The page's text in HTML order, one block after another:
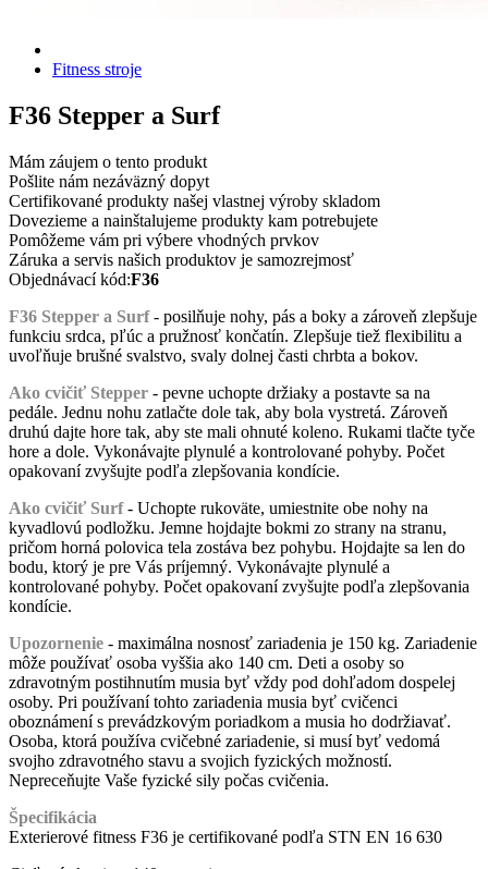
Fitness stroje
F36 Stepper a Surf
Mám záujem o tento produkt
Pošlite nám nezáväzný dopyt
Certifikované produkty našej vlastnej výroby skladom
Dovezieme a nainštalujeme produkty kam potrebujete
Pomôžeme vám pri výbere vhodných prvkov
Záruka a servis našich produktov je samozrejmosť
Objednávací kód:F36
F36 Stepper a Surf - posilňuje nohy, pás a boky a zároveň zlepšuje
funkciu srdca, pľúc a pružnosť končatín. Zlepšuje tiež flexibilitu a
uvoľňuje brušné svalstvo, svaly dolnej časti chrbta a bokov.
Ako cvičiť Stepper - pevne uchopte držiaky a postavte sa na
pedále. Jednu nohu zatlačte dole tak, aby bola vystretá. Zároveň
druhú dajte hore tak, aby ste mali ohnuté koleno. Rukami tlačte tyče
hore a dole. Vykonávajte plynulé a kontrolované pohyby. Počet
opakovaní zvyšujte podľa zlepšovania kondície.
Ako cvičiť Surf - Uchopte rukoväte, umiestnite obe nohy na
kyvadlovú podložku. Jemne hojdajte bokmi zo strany na stranu,
pričom horná polovica tela zostáva bez pohybu. Hojdajte sa len do
bodu, ktorý je pre Vás príjemný. Vykonávajte plynulé a
kontrolované pohyby. Počet opakovaní zvyšujte podľa zlepšovania
kondície.
Upozornenie - maximálna nosnosť zariadenia je 150 kg. Zariadenie
môže používať osoba vyššia ako 140 cm. Deti a osoby so
zdravotným postihnutím musia byť vždy pod dohľadom dospelej
osoby. Pri používaní tohto zariadenia musia byť cvičenci
oboznámení s prevádzkovým poriadkom a musia ho dodržiavať.
Osoba, ktorá používa cvičebné zariadenie, si musí byť vedomá
svojho zdravotného stavu a svojich fyzických možností.
Nepreceňujte Vaše fyzické sily počas cvičenia.
Špecifikácia
Exterierové fitness F36 je certifikované podľa STN EN 16 630